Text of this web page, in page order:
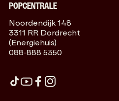
POPCENTRALE
Noordendijk 148
3311 RR Dordrecht
(Energiehuis)
088-888 5350